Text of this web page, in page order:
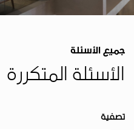
جميع الأسئلة
الأسئلة المتكررة
تصفية